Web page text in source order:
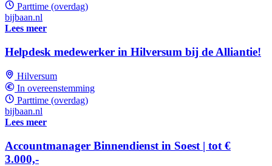
Parttime (overdag)
bijbaan.nl
Lees meer
Helpdesk medewerker in Hilversum bij de Alliantie!
Hilversum
In overeenstemming
Parttime (overdag)
bijbaan.nl
Lees meer
Accountmanager Binnendienst in Soest | tot €
3.000,-